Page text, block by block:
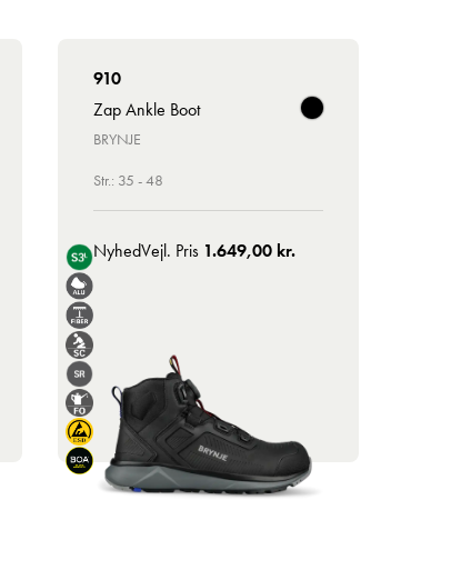
910
Zap Ankle Boot
BRYNJE
Str.: 35 - 48
NyhedVejl. Pris 1.649,00 kr.